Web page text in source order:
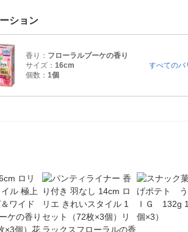
ション
香り： フローラルブーケの香り
サイズ： 16cm
個数： 1個
すべてのバ